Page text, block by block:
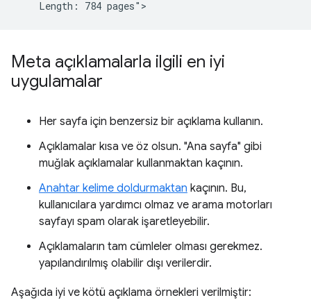
Meta açıklamalarla ilgili en iyi
uygulamalar
Her sayfa için benzersiz bir açıklama kullanın.
Açıklamalar kısa ve öz olsun. "Ana sayfa" gibi
muğlak açıklamalar kullanmaktan kaçının.
Anahtar kelime doldurmaktan kaçının. Bu,
kullanıcılara yardımcı olmaz ve arama motorları
sayfayı spam olarak işaretleyebilir.
Açıklamaların tam cümleler olması gerekmez.
yapılandırılmış olabilir dışı verilerdir.
Aşağıda iyi ve kötü açıklama örnekleri verilmiştir: